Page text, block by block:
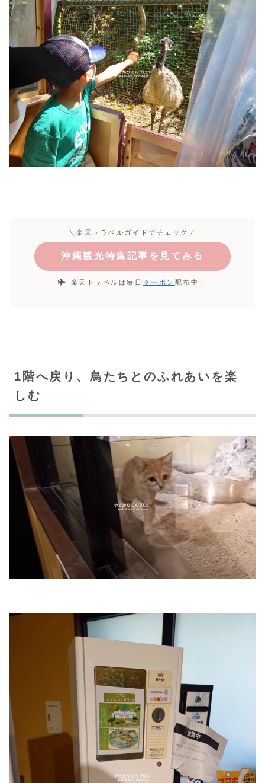
＼楽天トラベルガイドでチェック／
沖縄観光特集記事を見てみる
楽天トラベルは毎日 クーポン 配布中！
1階へ戻り、鳥たちとのふれあいを楽
しむ